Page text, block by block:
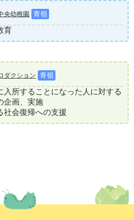
担当をする業務）
導・保健・図書・特別支援
教育
央幼稚園 青嶺
育
ダクション 青嶺
入所することになった人に対する
企画、実施
社会復帰への支援